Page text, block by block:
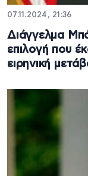
07.11.2024, 21:36
Διάγγελμα
επιλογή που
ειρηνική